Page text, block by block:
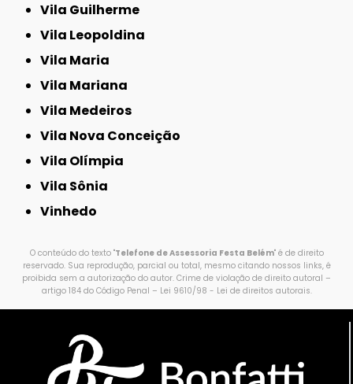
Vila Guilherme
Vila Leopoldina
Vila Maria
Vila Mariana
Vila Medeiros
Vila Nova Conceição
Vila Olímpia
Vila Sônia
Vinhedo
O conteúdo do texto "Telefone de Assessoria Festa Belém" é de direito
reservado. Sua reprodução, parcial ou total, mesmo citando nossos links, é
proibida sem a autorização do autor. Crime de violação de direito autoral –
artigo 184 do Código Penal – Lei 9610/98 - Lei de direitos autorais.